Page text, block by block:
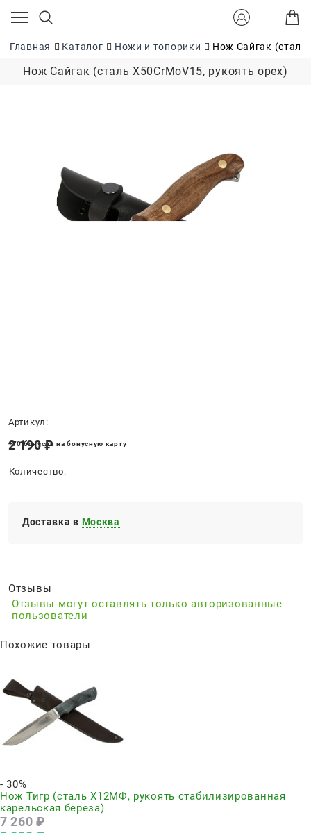
Главная Каталог Ножи и топорики Нож Сайгак (сталь
Нож Сайгак (сталь Х50CrMoV15, рукоять орех)
Артикул:
2 190 ₽
+70 бонусов на бонусную карту
Количество:
Доставка в Москва
Отзывы
Отзывы могут оставлять только авторизованные
пользователи
Похожие товары
- 30%
Нож Тигр (сталь Х12МФ, рукоять стабилизированная
карельская береза)
7 260 ₽